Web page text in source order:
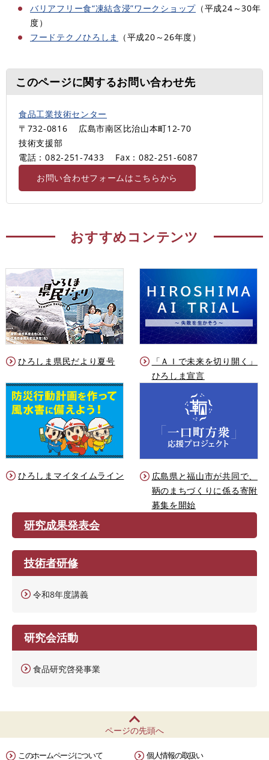
バリアフリー食“凍結含浸”ワークショップ （平成24～30年
度）
フードテクノひろしま
（平成20～26年度）
このページに関するお問い合わせ先
食品工業技術センター
〒732-0816
広島市南区比治山本町12-70
技術支援部
電話：082-251-7433
Fax：082-251-6087
お問い合わせフォームはこちらから
おすすめコンテンツ
ひろしま県民だより夏号
「ＡＩで未来を切り開く」
ひろしま宣言
ひろしまマイタイムライン
広島県と福山市が共同で、
鞆のまちづくりに係る寄附
募集を開始
研究成果発表会
技術者研修
令和8年度講義
研究会活動
食品研究啓発事業
ページの先頭へ
このホームページについて 個人情報の取扱い